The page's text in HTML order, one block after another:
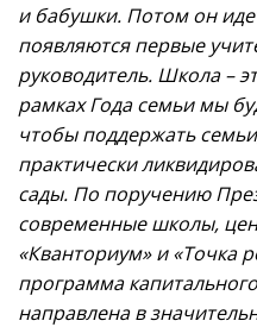
и бабушки. Потом он
появляются первые
руководитель. Школа –
рамках Года семьи мы
чтобы поддержать
практически
сады. По поручению
современные школы,
«Кванториум» и «Точка
программа
направлена в